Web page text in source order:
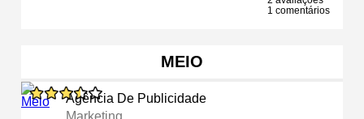
1 comentários
MEIO
Agência De Publicidade
Marketing